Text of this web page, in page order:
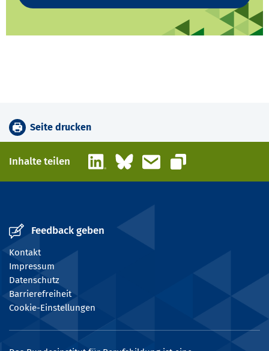
Seite drucken
Inhalte teilen LinkedInBlueskyE-Mail
Link kopieren
Feedback geben
Kontakt
Impressum
Datenschutz
Barrierefreiheit
Cookie-Einstellungen